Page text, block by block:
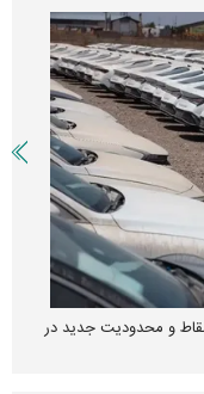
و محدودیت جدید در